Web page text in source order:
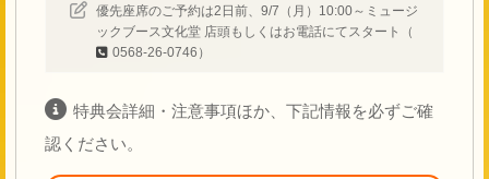
優先座席のご予約は2日前、9/7（月）10:00～ミュージ
ックブース文化堂 店頭もしくはお電話にてスタート（
0568-26-0746）
特典会詳細・注意事項ほか、下記情報を必ずご確
認ください。